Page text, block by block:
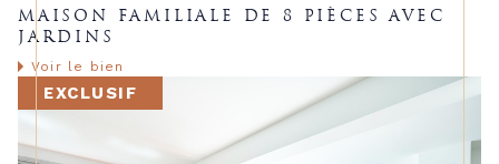
MAISON FAMILIALE DE 8 PIÈCES AVEC
JARDINS
Voir le bien
EXCLUSIF